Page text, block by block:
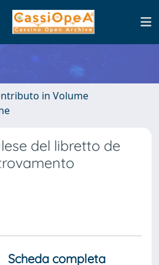
in Volume
del libretto de
Scheda completa